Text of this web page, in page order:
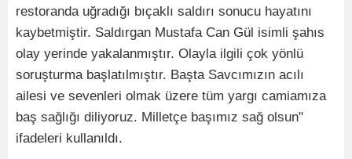
restoranda uğradığı bıçaklı saldırı sonucu hayatını
kaybetmiştir. Saldırgan Mustafa Can Gül isimli şahıs
olay yerinde yakalanmıştır. Olayla ilgili çok yönlü
soruşturma başlatılmıştır. Başta Savcımızın acılı
ailesi ve sevenleri olmak üzere tüm yargı camiamıza
baş sağlığı diliyoruz. Milletçe başımız sağ olsun"
ifadeleri kullanıldı.